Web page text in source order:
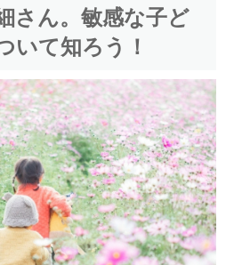
さん。敏感な子ど
いて知ろう！